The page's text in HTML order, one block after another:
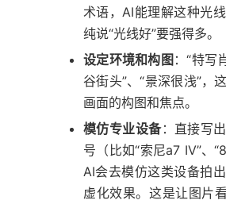
术语，AI能理解这种光
纯说“光线好”要强得多。
设定环境和构图 ：“特写
谷街头”、“景深很浅”，
画面的构图和焦点。
模仿专业设备：直接写
号（比如“索尼a7 IV”、
AI会去模仿这类设备拍
虚化效果。这是让图片